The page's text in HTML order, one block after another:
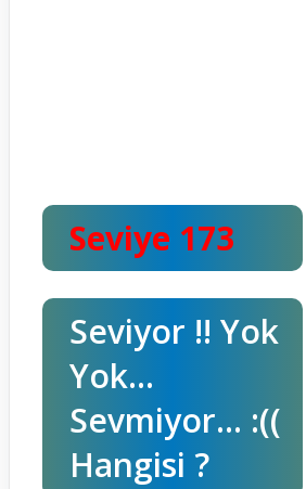
Seviye 173
Seviyor !! Yok
Yok…
Sevmiyor… :((
Hangisi ?